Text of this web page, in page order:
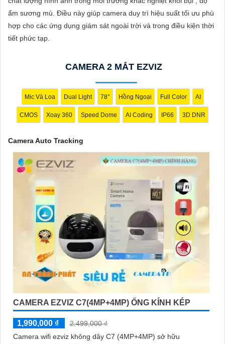
ẩm sương mù. Điều này giúp camera duy trì hiệu suất tối ưu phù
hợp cho các ứng dụng giám sát ngoài trời và trong điều kiện thời
tiết phức tạp.
CAMERA 2 MẮT EZVIZ
Mic Và Loa Dual Light 78° Hồng Ngoại Full Color AI
CMOS Xoay 360 Speed Dome AI Coding IP66 3D DNR
Camera Auto Tracking
CAMERA EZVIZ C7(4MP+4MP) ỐNG KÍNH KÉP
1,990,000 ₫
2,499,000 ₫
Camera wifi ezviz không dây C7 (4MP+4MP) sở hữu